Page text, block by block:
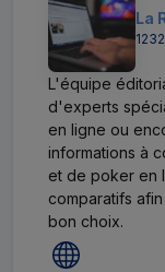
La
L'équipe
d'experts
en ligne ou
informations à
et de poker en
comparatifs
bon choix.